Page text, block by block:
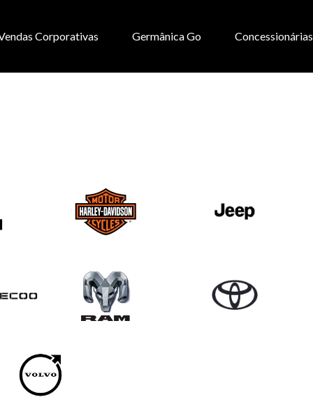
Corporativas Germânica Go Concessionárias